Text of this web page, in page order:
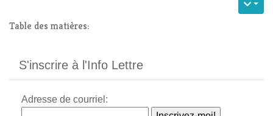
Table des matières:
S'inscrire à l'Info Lettre
Adresse de courriel: